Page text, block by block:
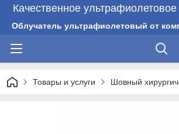
Качественное
Облучатель ультрафиолетовый от
Товары и услуги Шовный